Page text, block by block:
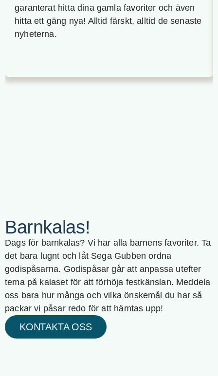
garanterat hitta dina gamla favoriter och även
hitta ett gäng nya! Alltid färskt, alltid de senaste
nyheterna.
Barnkalas!
Dags för barnkalas? Vi har alla barnens favoriter. Ta
det bara lugnt och låt Sega Gubben ordna
godispåsarna. Godispåsar går att anpassa utefter
tema på kalaset för att förhöja festkänslan. Meddela
oss bara hur många och vilka önskemål du har så
packar vi påsar redo för att hämtas upp!
KONTAKTA OSS